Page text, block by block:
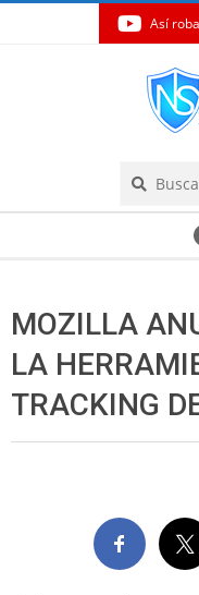
Así
MOZILLA
LA
TRACKING